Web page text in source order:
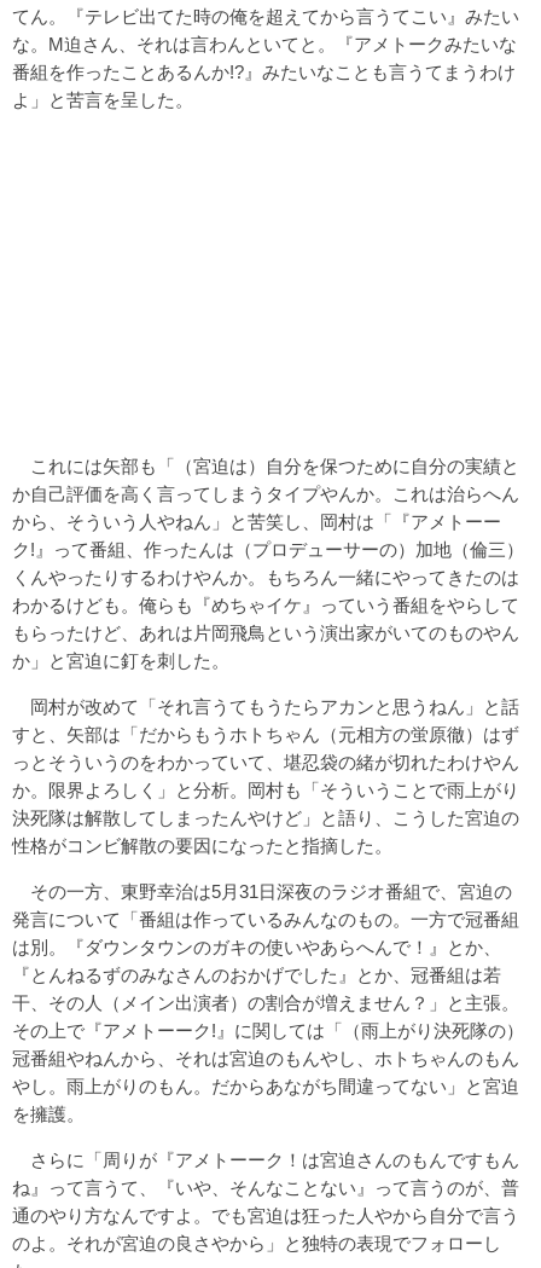
てん。『テレビ出てた時の俺を超えてから言うてこい』みたい
な。M迫さん、それは言わんといてと。『アメトークみたいな
番組を作ったことあるんか!?』みたいなことも言うてまうわけ
よ」と苦言を呈した。
これには矢部も「（宮迫は）自分を保つために自分の実績と
か自己評価を高く言ってしまうタイプやんか。これは治らへん
から、そういう人やねん」と苦笑し、岡村は「『アメトーー
ク!』って番組、作ったんは（プロデューサーの）加地（倫三）
くんやったりするわけやんか。もちろん一緒にやってきたのは
わかるけども。俺らも『めちゃイケ』っていう番組をやらして
もらったけど、あれは片岡飛鳥という演出家がいてのものやん
か」と宮迫に釘を刺した。
岡村が改めて「それ言うてもうたらアカンと思うねん」と話
すと、矢部は「だからもうホトちゃん（元相方の蛍原徹）はず
っとそういうのをわかっていて、堪忍袋の緒が切れたわけやん
か。限界よろしく」と分析。岡村も「そういうことで雨上がり
決死隊は解散してしまったんやけど」と語り、こうした宮迫の
性格がコンビ解散の要因になったと指摘した。
その一方、東野幸治は5月31日深夜のラジオ番組で、宮迫の
発言について「番組は作っているみんなのもの。一方で冠番組
は別。『ダウンタウンのガキの使いやあらへんで！』とか、
『とんねるずのみなさんのおかげでした』とか、冠番組は若
干、その人（メイン出演者）の割合が増えません？」と主張。
その上で『アメトーーク!』に関しては「（雨上がり決死隊の）
冠番組やねんから、それは宮迫のもんやし、ホトちゃんのもん
やし。雨上がりのもん。だからあながち間違ってない」と宮迫
を擁護。
さらに「周りが『アメトーーク！は宮迫さんのもんですもん
ね』って言うて、『いや、そんなことない』って言うのが、普
通のやり方なんですよ。でも宮迫は狂った人やから自分で言う
のよ。それが宮迫の良さやから」と独特の表現でフォローし